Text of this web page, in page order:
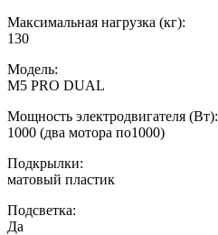
Максимальная нагрузка (кг):
130
Модель:
M5 PRO DUAL
Мощность электродвигателя (Вт):
1000 (два мотора по1000)
Подкрылки:
матовый пластик
Подсветка:
Да